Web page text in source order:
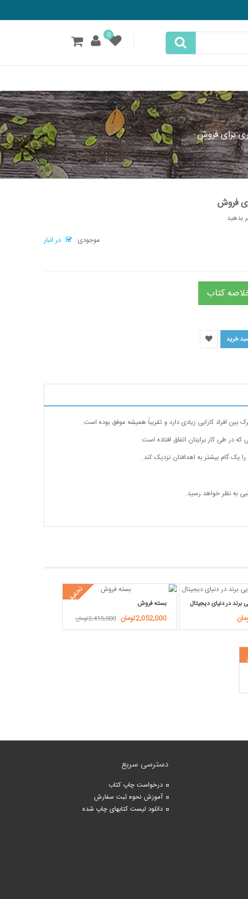
0
برای فروش
فروش
بدهید
موجودی:
در انبار
کتاب
افراد کارایی زیادی دارد و تقریباً همیشه موفق بوده است.
در طی کار برایتان اتفاق افتاده است.
یک گام بیشتر به اهدافتان نزدیک کند.
به نظر خواهد رسید.
برند در دنیای دیجیتال تخفیف بسته فروش
2,052,000تومان 2,415,000تومان
دسترسی سریع
درخواست چاپ کتاب
آموزش نحوه ثبت سفارش
دانلود لیست کتابهای چاپ شده